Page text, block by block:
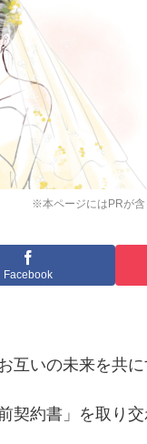
※本ページにはPRが含
Facebook
互いの未来を共に
契約書」を取り